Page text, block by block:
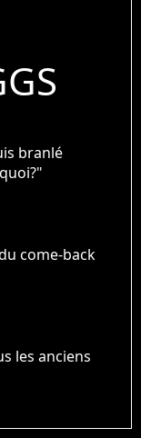
branlé
come-back
les anciens